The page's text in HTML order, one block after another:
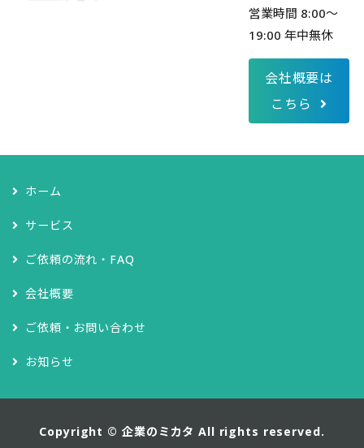
営業時間 8:00～
19:00 年中無休
会社概要は
こちら
ホーム
サービス
ご依頼の流れ・FAQ
会社概要
ご依頼・お問い合わせ
お知らせ
Copyright © 企業のミカタ All rights reserved.